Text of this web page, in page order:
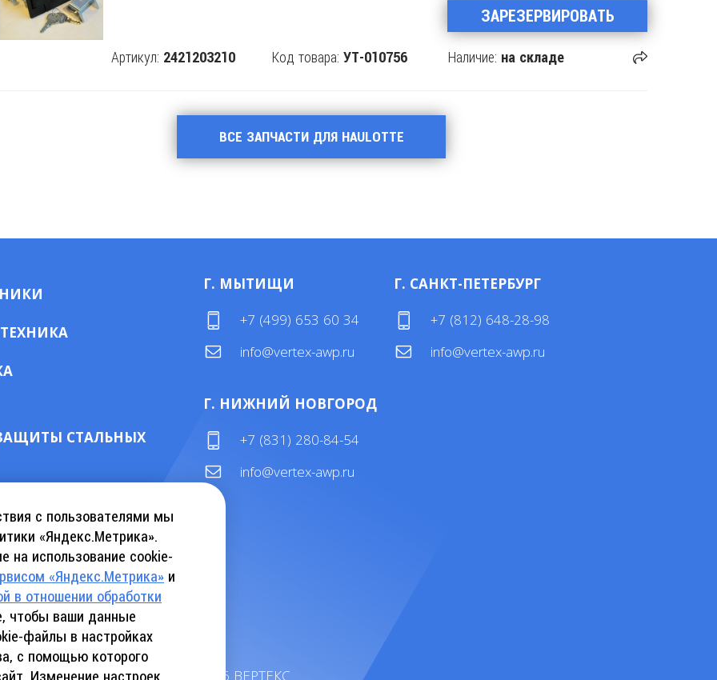
Артикул: 2421203210 Код товара: УТ-010756
ЗАРЕЗЕРВИРОВАТЬ
Наличие: на складе
Поделится
ВСЕ ЗАПЧАСТИ ДЛЯ HAULOTTE
СТАЛЬНЫХ
KEBU CRANE
КАТАЛОГ INSLIFT
Г. МЫТИЩИ
+7 (499) 653 60 34
info@vertex-awp.ru
Г. НИЖНИЙ НОВГОРОД
+7 (831) 280-84-54
info@vertex-awp.ru
Г. САНКТ-ПЕТЕРБУРГ
+7 (812) 648-28-98
info@vertex-awp.ru
2026 ВЕРТЕКС
с пользователями мы
«Яндекс.Метрика».
на использование cookie-
«Яндекс.Метрика» и
в отношении обработки
чтобы ваши данные
файлы в настройках
с помощью которого
Изменение настроек